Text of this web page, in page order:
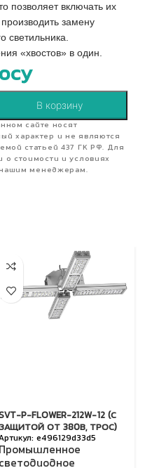
позволяет включать их
замену
светильника.
«хвостов» в один.
В корзину
сайте носят
характер и не являются
статьей 437 ГК РФ. Для
стоимости и условиях
нашим менеджерам.
P-FLOWER-212W-12 (С
ОТ 380В, ТРОС)
e496129d33d5
Промышленное
светодиодное